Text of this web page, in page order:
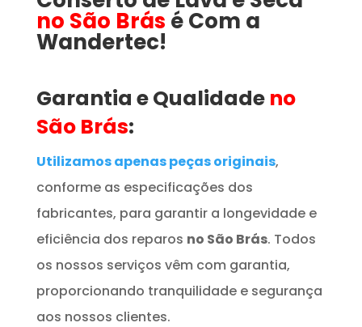
no São Brás é Com a
Wandertec!
Garantia e Qualidadeno
São Brás:
Utilizamos apenas peças originais,
conforme as especificações dos
fabricantes, para garantir a longevidade e
eficiência dos reparos no São Brás. Todos
os nossos serviços vêm com garantia,
proporcionando tranquilidade e segurança
aos nossos clientes.